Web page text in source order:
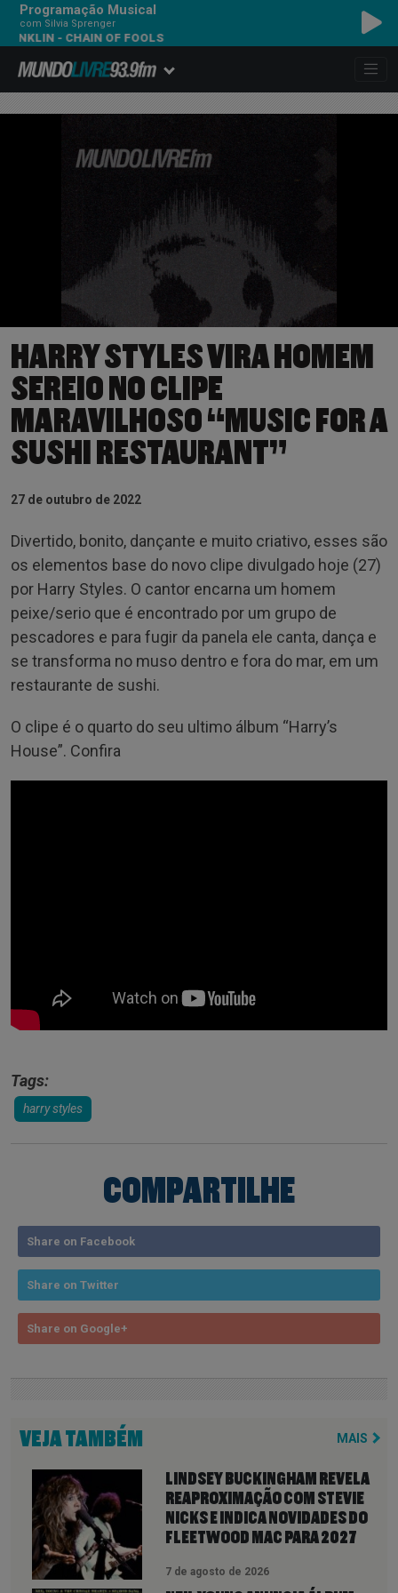
Programação Musical
com Silvia Sprenger
- CHAIN OF FOOLS
HARRY STYLES VIRA HOMEM
SEREIO NO CLIPE
MARAVILHOSO “MUSIC FOR A
SUSHI RESTAURANT”
27 de outubro de 2022
Divertido, bonito, dançante e muito criativo, esses são
os elementos base do novo clipe divulgado hoje (27)
por Harry Styles. O cantor encarna um homem
peixe/serio que é encontrado por um grupo de
pescadores e para fugir da panela ele canta, dança e
se transforma no muso dentro e fora do mar, em um
restaurante de sushi.
O clipe é o quarto do seu ultimo álbum “Harry’s
House”. Confira
Tags:
harry styles
COMPARTILHE
Share on Facebook
Share on Twitter
Share on Google+
VEJA TAMBÉM MAIS
LINDSEY BUCKINGHAM REVELA
REAPROXIMAÇÃO COM STEVIE
NICKS E INDICA NOVIDADES DO
FLEETWOOD MAC PARA 2027
7 de agosto de 2026